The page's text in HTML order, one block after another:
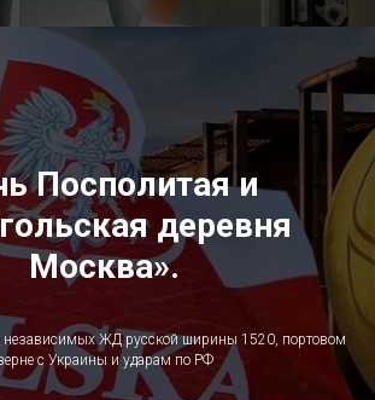
Посполитая и
деревня
Москва».
независимых ЖД русской ширины 1520, портовом
с Украины и ударам по РФ